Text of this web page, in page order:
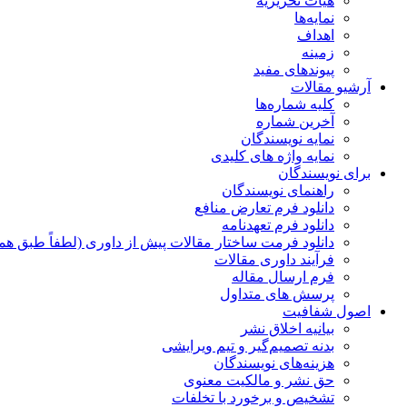
نمایه‌ها
اهداف
زمینه
پیوندهای مفید
آرشیو مقالات
کلیه شماره‌ها
آخرین شماره
نمایه نویسندگان
نمایه واژه های کلیدی
برای نویسندگان
راهنمای نویسندگان
دانلود فرم تعارض منافع
دانلود فرم تعهدنامه
دانلود فرمت ساختار مقالات پیش از داوری (لطفاً طبق
فرآیند داوری مقالات
فرم ارسال مقاله
پرسش های متداول
اصول شفافیت
بیانیه اخلاق نشر
بدنه تصمیم‌گیر و تیم ویرایشی
هزینه‌های نویسندگان
حق نشر و مالکیت معنوی
تشخیص و برخورد با تخلفات